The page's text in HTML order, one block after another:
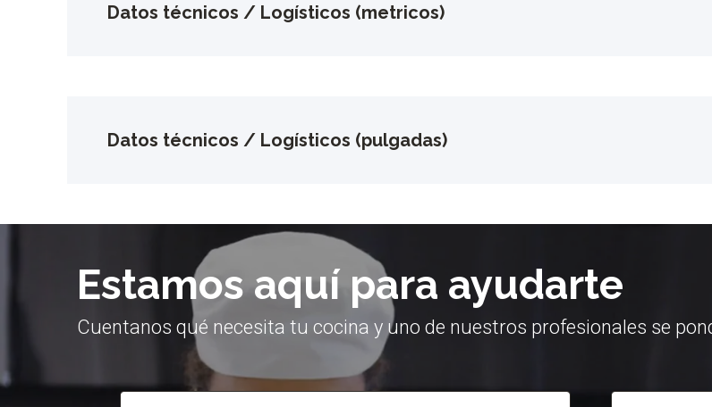
Datos técnicos / Logísticos (metricos)
Datos técnicos / Logísticos (pulgadas)
Estamos aquí para ayudarte
Cuentanos qué necesita tu cocina y uno de nuestros profesionales se